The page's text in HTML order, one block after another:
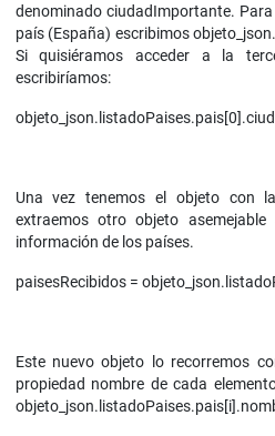
denominado ciudadImportante.
país (España) escribimos
Si quisiéramos acceder a la
escribiríamos:
Una vez tenemos el objeto con
extraemos otro objeto
información de los países.
paisesRecibidos =
Este nuevo objeto lo recorremos
propiedad nombre de cada